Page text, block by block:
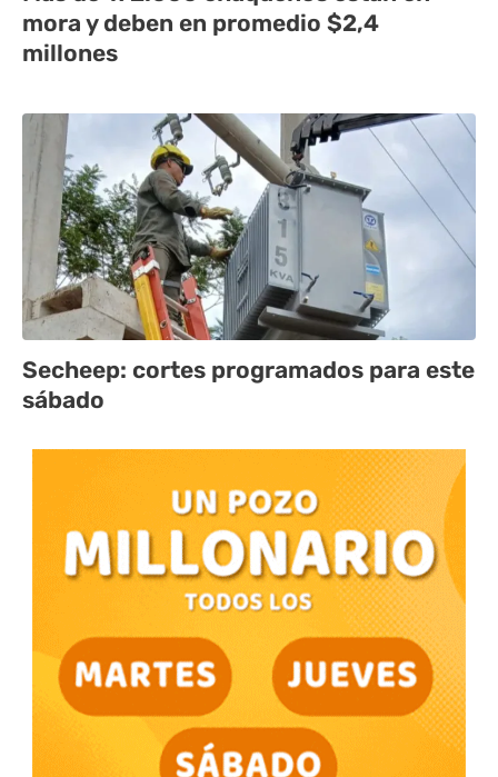
mora y deben en promedio $2,4
millones
Secheep: cortes programados para este
sábado